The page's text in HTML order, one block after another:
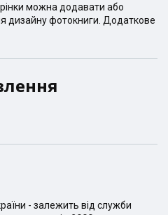
можна додавати або
дизайну фотокниги. Додаткове
- залежить від служби